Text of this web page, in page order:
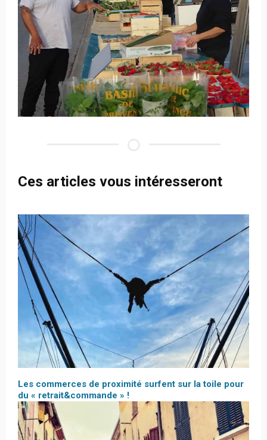
Ces articles vous intéresseront
Les commerces de proximité surfent sur la toile pour
du « retrait&commande » !